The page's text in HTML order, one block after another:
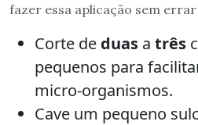
fazer essa aplicação sem
Corte de duas a três
pequenos para
micro-organismos.
Cave um pequeno